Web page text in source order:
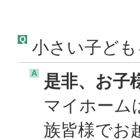
Q 小さい子ど
A
是非、お子
マイホーム
族皆様で